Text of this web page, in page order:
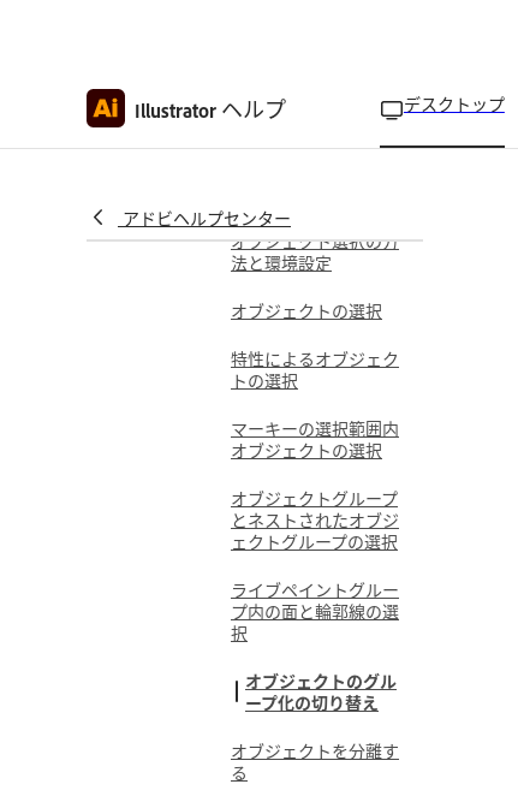
Illustrator ヘルプ デスクトップ
アドビヘルプセンター
イントツールとスムー
ズツールを使用したパ
スの調整
オブジェクトの選択
オブジェクト選択の方
法と環境設定
オブジェクトの選択
特性によるオブジェク
トの選択
マーキーの選択範囲内
オブジェクトの選択
オブジェクトグループ
とネストされたオブジ
ェクトグループの選択
ライブペイントグルー
プ内の面と輪郭線の選
択
オブジェクトのグル
ープ化の切り替え
オブジェクトを分離す
る